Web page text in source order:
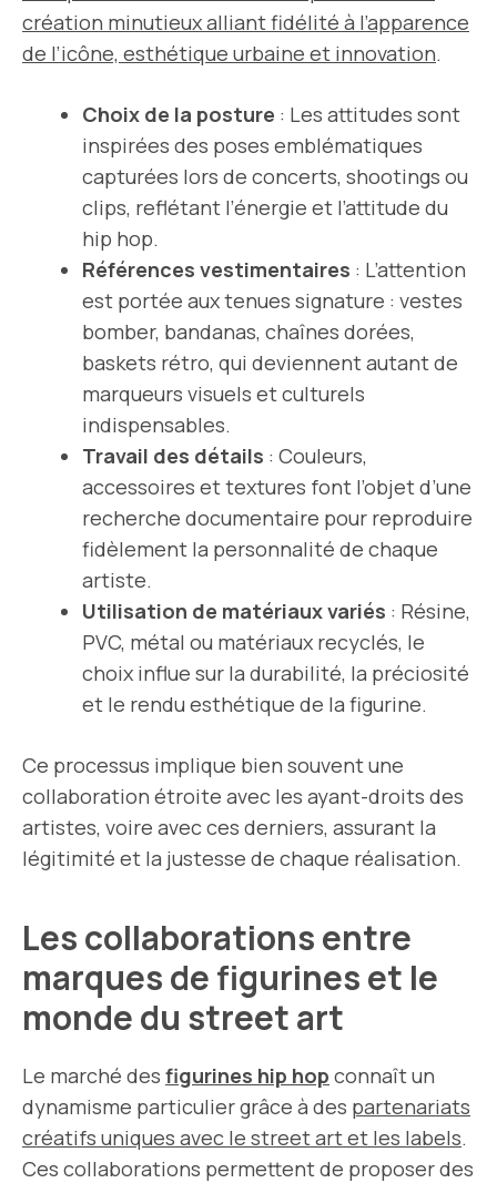
création minutieux alliant fidélité à l’apparence
de l’icône, esthétique urbaine et innovation.
Choix de la posture : Les attitudes sont
inspirées des poses emblématiques
capturées lors de concerts, shootings ou
clips, reflétant l’énergie et l’attitude du
hip hop.
Références vestimentaires : L’attention
est portée aux tenues signature : vestes
bomber, bandanas, chaînes dorées,
baskets rétro, qui deviennent autant de
marqueurs visuels et culturels
indispensables.
Travail des détails : Couleurs,
accessoires et textures font l’objet d’une
recherche documentaire pour reproduire
fidèlement la personnalité de chaque
artiste.
Utilisation de matériaux variés : Résine,
PVC, métal ou matériaux recyclés, le
choix influe sur la durabilité, la préciosité
et le rendu esthétique de la figurine.
Ce processus implique bien souvent une
collaboration étroite avec les ayant-droits des
artistes, voire avec ces derniers, assurant la
légitimité et la justesse de chaque réalisation.
Les collaborations entre
marques de figurines et le
monde du street art
Le marché des figurines hip hop connaît un
dynamisme particulier grâce à des partenariats
créatifs uniques avec le street artet les labels.
Ces collaborations permettent de proposer des